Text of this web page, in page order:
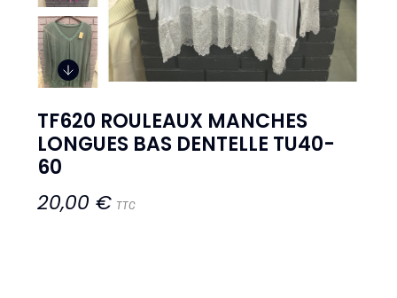
TF620 ROULEAUX MANCHES
LONGUES BAS DENTELLE TU40-
60
20,00 € TTC